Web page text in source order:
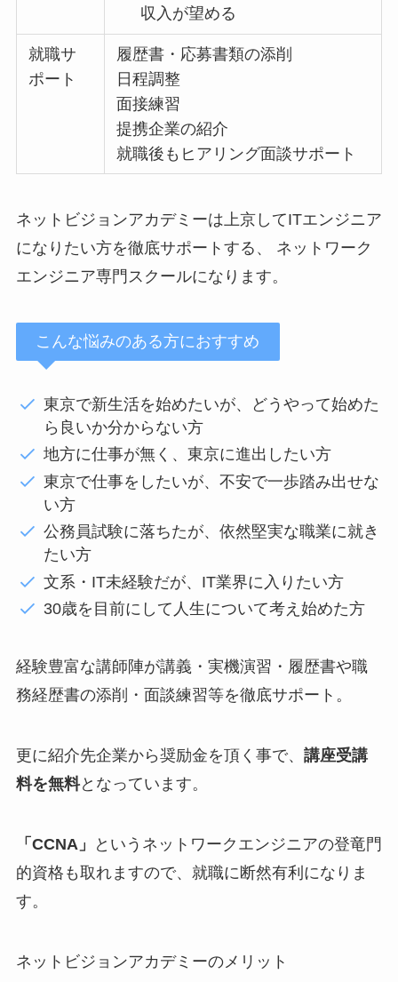
収入が望める
就職サ
ポート
履歴書・応募書類の添削
日程調整
面接練習
提携企業の紹介
就職後もヒアリング面談サポート
ネットビジョンアカデミーは上京してITエンジニア
になりたい方を徹底サポートする、 ネットワーク
エンジニア専門スクールになります。
こんな悩みのある方におすすめ
東京で新生活を始めたいが、どうやって始めた
ら良いか分からない方
地方に仕事が無く、東京に進出したい方
東京で仕事をしたいが、不安で一歩踏み出せな
い方
公務員試験に落ちたが、依然堅実な職業に就き
たい方
文系・IT未経験だが、IT業界に入りたい方
30歳を目前にして人生について考え始めた方
経験豊富な講師陣が講義・実機演習・履歴書や職
務経歴書の添削・面談練習等を徹底サポート。
更に紹介先企業から奨励金を頂く事で、 講座受講
料を無料となっています。
「CCNA」
というネットワークエンジニアの登竜門
的資格も取れますので、就職に断然有利になりま
す。
ネットビジョンアカデミーのメリット